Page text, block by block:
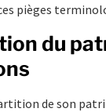
pièges
du
de son